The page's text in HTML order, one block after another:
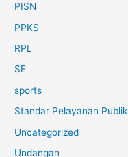
PISN
PPKS
RPL
SE
sports
Standar Pelayanan Publik
Uncategorized
Undangan